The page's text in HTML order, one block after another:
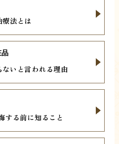
法とは
いと言われる理由
品
する前に知ること